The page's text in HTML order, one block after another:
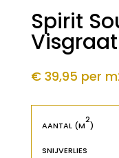
Spirit
€ 39,95 per
AANTAL (M
2
)
SNIJVERLIES